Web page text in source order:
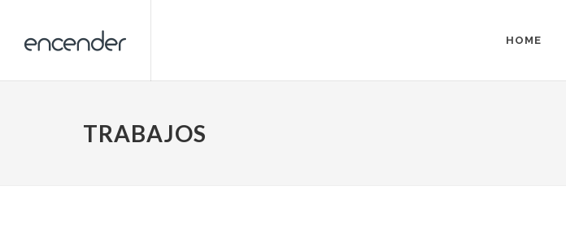
HOME
TRABAJOS